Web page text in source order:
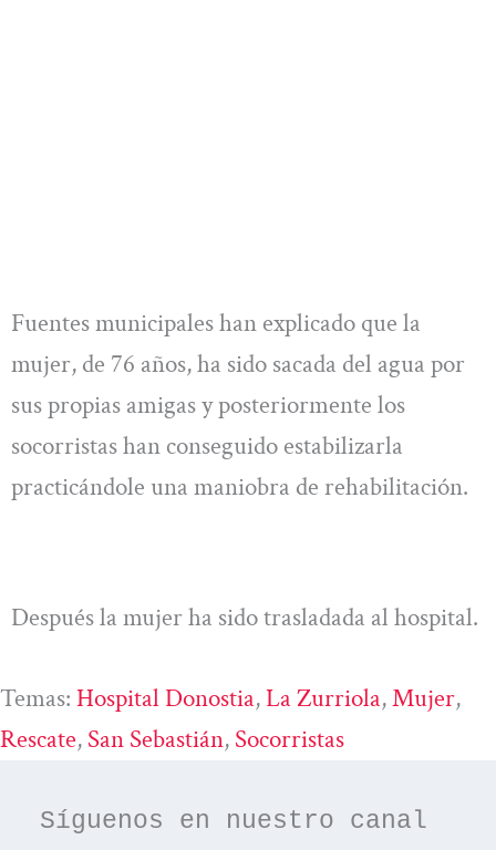
Fuentes municipales han explicado que la
mujer, de 76 años, ha sido sacada del agua por
sus propias amigas y posteriormente los
socorristas han conseguido estabilizarla
practicándole una maniobra de rehabilitación.
Después la mujer ha sido trasladada al hospital.
Temas: Hospital Donostia, La Zurriola, Mujer
Rescate, San Sebastián, Socorristas
Síguenos en nuestro canal